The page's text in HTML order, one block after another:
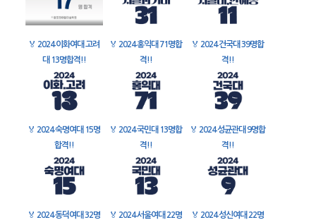
🏅 2024 이화여대 고려
대 13명합격!!
🏅 2024 홍익대 71명합
격!!
🏅 2024 건국대 39명합
격!!
🏅 2024 숙명여대 15명
합격!!
🏅 2024 국민대 13명합
격!!
🏅 2024 성균관대 9명합
격!!
🏅 2024 동덕여대 32명
🏅 2024 서울여대 22명
🏅 2024 성신여대 22명